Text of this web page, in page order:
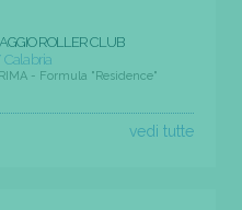
ROLLER CLUB
Calabria
- Formula "Residence"
vedi tutte